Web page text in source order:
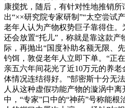
康搅扰，随后，有针对性地推销所
出“××研究院专家研制”“太空尝试
老年人认为产物权势巨子靠得住
还会放置“托儿”，称就是靠这款产
际，再抛出“国度补助名额无限、
钓饵，敦促老年人立即下单。“正
亲五六年间花光了近10万元的养
体情况连结得好。”郜密斯十分无
人从这种虚假功能产物的漩涡中
中，“专家”口中的“神药”号称能